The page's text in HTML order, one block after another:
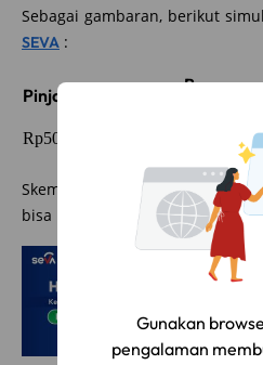
Sebagai gambaran, berikut
SEVA :
Pinjaman
Bunga per
Rp50.000.000
Skema ini hanya contoh
bisa berbeda sesuai